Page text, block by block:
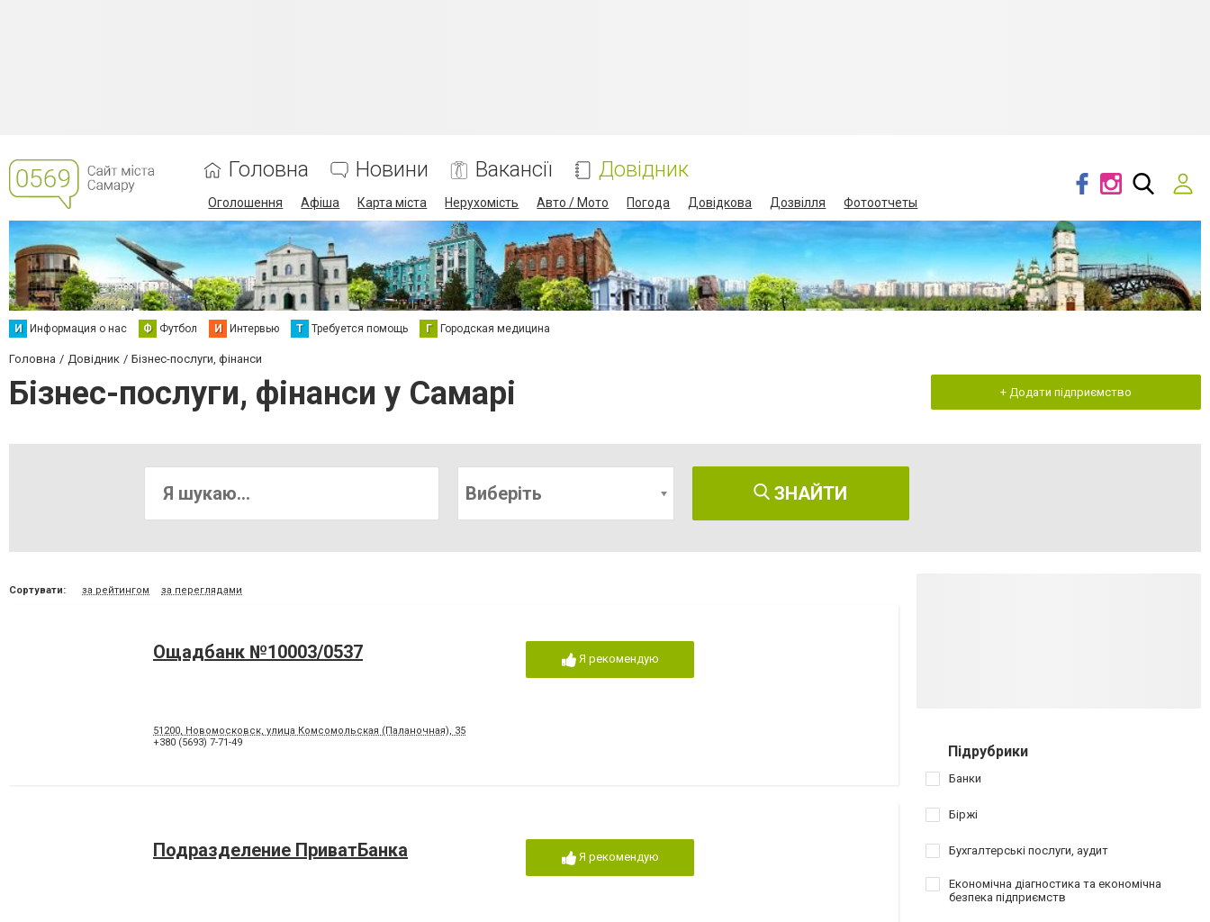
Головна Новини Вакансії Довідник
Оголошення Афіша Карта міста Нерухомість Авто / Мото Погода Довідкова Дозвілля Фотоотчеты
И Информация о нас Ф Футбол И Интервью Т Требуется помощь Г Городская медицина
Головна Довідник Бізнес-послуги, фінанси
Бізнес-послуги, фінанси у Самарі + Додати підприємство
Виберіть ЗНАЙТИ
Сортувати: за рейтингом за переглядами
Ощадбанк №10003/0537
51200, Новомосковск, улица Комсомольская (Паланочная), 35
+380 (5693) 7-71-49
Я рекомендую
Подразделение ПриватБанка Я рекомендую
Підрубрики
Банки
Біржі
Бухгалтерські послуги, аудит
Економічна діагностика та економічна
безпека підприємств